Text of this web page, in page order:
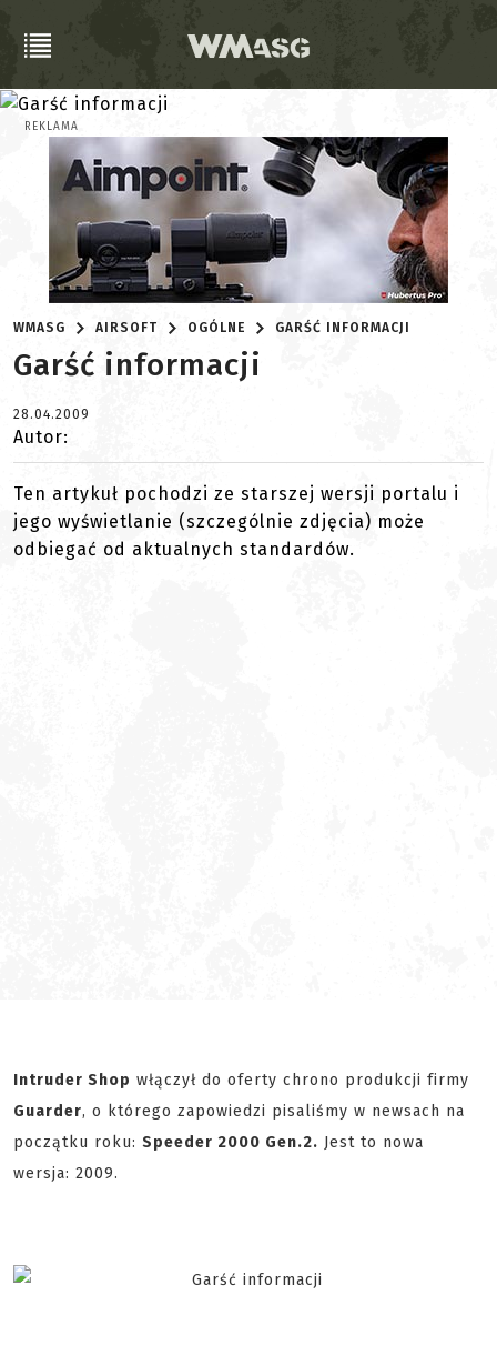
REKLAMA
WMASG AIRSOFT OGÓLNE GARŚĆ INFORMACJI
Garść informacji
28.04.2009
Autor:
Ten artykuł pochodzi ze starszej wersji portalu i
jego wyświetlanie (szczególnie zdjęcia) może
odbiegać od aktualnych standardów.
Intruder Shop włączył do oferty chrono produkcji firmy
Guarder, o którego zapowiedzi pisaliśmy w newsach na
początku roku: Speeder 2000 Gen.2. Jest to nowa
wersja: 2009.